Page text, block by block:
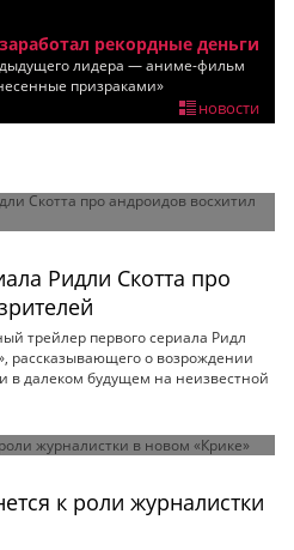
рекордные деньги
лидера — аниме-фильм
призраками»
новости
Ридли Скотта про
трейлер первого сериала Ридл
рассказывающего о возрождении
в далеком будущем на неизвестной
к роли журналистки